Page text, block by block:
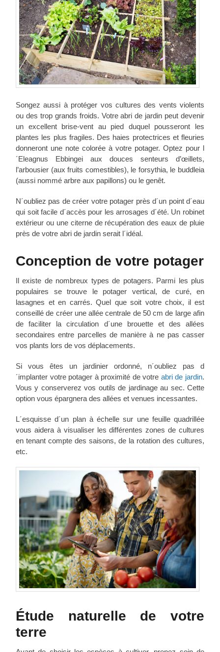
Songez aussi à protéger vos cultures des vents violents
ou des trop grands froids. Votre abri de jardin peut devenir
un excellent brise-vent au pied duquel pousseront les
plantes les plus fragiles. Des haies protectrices et fleuries
donneront une note colorée à votre potager. Optez pour l
´Eleagnus Ebbingei aux douces senteurs d’œillets,
l’arbousier (aux fruits comestibles), le forsythia, le buddleia
(aussi nommé arbre aux papillons) ou le genêt.
N´oubliez pas de créer votre potager près d´un point d´eau
qui soit facile d´accès pour les arrosages d´été. Un robinet
extérieur ou une citerne de récupération des eaux de pluie
près de votre abri de jardin serait l´idéal.
Conception de votre potager
Il existe de nombreux types de potagers. Parmi les plus
populaires se trouve le potager vertical, de curé, en
lasagnes et en carrés. Quel que soit votre choix, il est
conseillé de créer une allée centrale de 50 cm de large afin
de faciliter la circulation d´une brouette et des allées
secondaires entre parcelles de manière à ne pas casser
vos plants lors de vos déplacements.
Si vous êtes un jardinier ordonné, n´oubliez pas d
´implanter votre potager à proximité de votre abri de jardin.
Vous y conserverez vos outils de jardinage au sec. Cette
option vous épargnera des allées et venues incessantes.
L´esquisse d´un plan à échelle sur une feuille quadrillée
vous aidera à visualiser les différentes zones de cultures
en tenant compte des saisons, de la rotation des cultures,
etc.
Étude naturelle de votre
terre